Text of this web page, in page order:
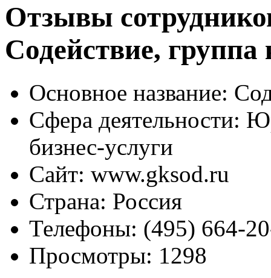
Отзывы
Содействие,
Основное название:
Сфера деятельности:
бизнес-услуги
Сайт: www.gksod.ru
Страна: Россия
Телефоны: (495) 664-
Просмотры: 1298